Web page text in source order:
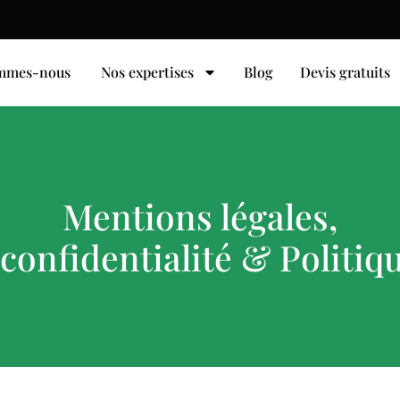
nous Nos expertises Blog Devis gratuits
Mentions légales,
&